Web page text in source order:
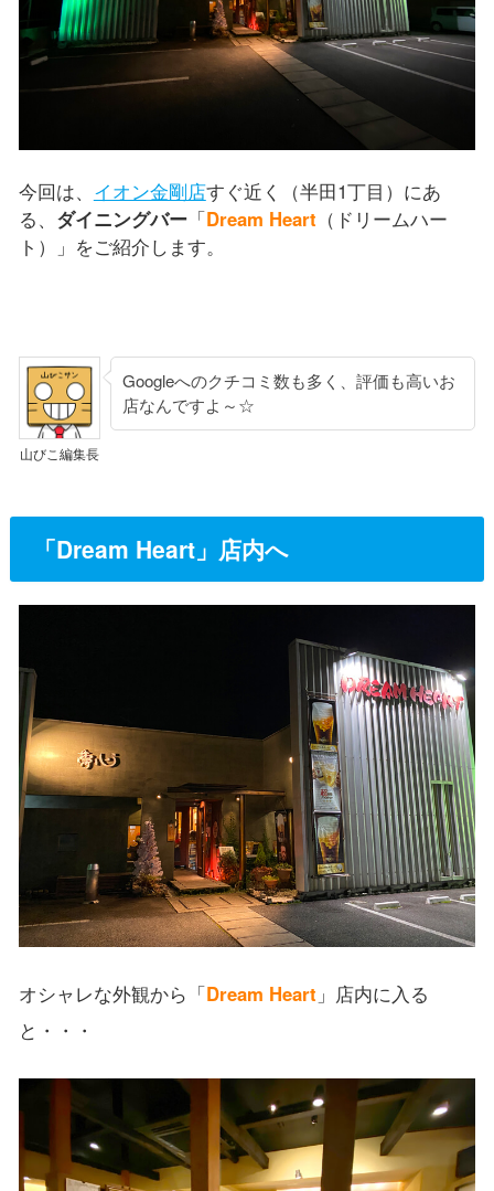
今回は、 イオン金剛店すぐ近く（半田1丁目）にあ
る、 ダイニングバー「Dream Heart （ドリームハー
ト）」をご紹介します。
山びこ編集長
Googleへのクチコミ数も多く、評価も高いお
店なんですよ～☆
「Dream Heart」店内へ
オシャレな外観から「Dream Heart 」店内に入る
と・・・